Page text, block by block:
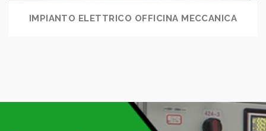
IMPIANTO ELETTRICO OFFICINA MECCANICA